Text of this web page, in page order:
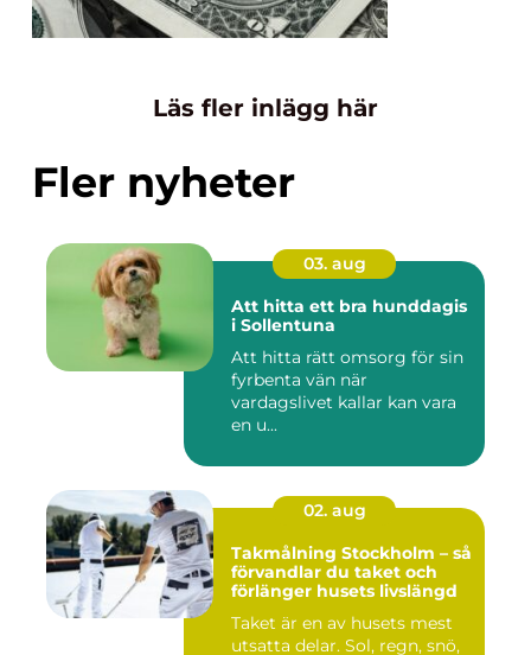
Läs fler inlägg här
Fler nyheter
03. aug
Att hitta ett bra hunddagis
i Sollentuna
Att hitta rätt omsorg för sin
fyrbenta vän när
vardagslivet kallar kan vara
en u...
02. aug
Takmålning Stockholm – så
förvandlar du taket och
förlänger husets livslängd
Taket är en av husets mest
utsatta delar. Sol, regn, snö,